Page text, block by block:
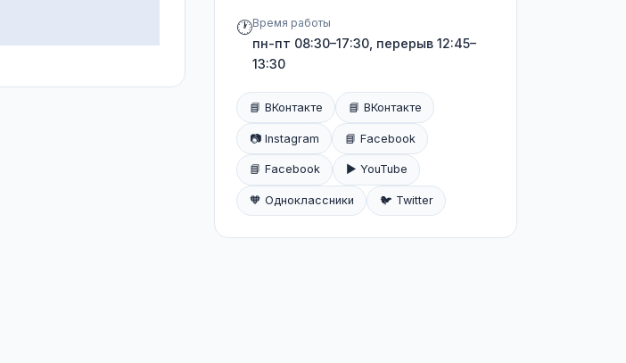
🕐Время работы
пн-пт 08:30–17:30, перерыв 12:45–
13:30
📘 ВКонтакте 📘 ВКонтакте
📷 Instagram 📘 Facebook
📘 Facebook ▶️ YouTube
🧡 Одноклассники 🐦 Twitter